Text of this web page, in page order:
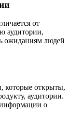
от
аудитории,
ожиданиям людей
которые открыты,
аудитории.
информации о